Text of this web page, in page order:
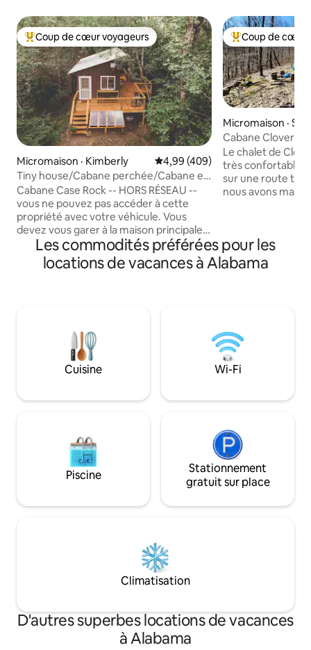
Coup de cœur voyageurs parmi les plus aimés
Coup de cœur voyageurs
Micromaison · Kimberly Note moyenne de 4,99 sur 5,
4,99 (409)
Tiny house/Cabane perchée/Cabane en
rondins de bois
Cabane Case Rock -- HORS RÉSEAU --
vous ne pouvez pas accéder à cette
propriété avec votre véhicule. Vous
devez vous garer à la maison principale
et parcourir 1,25 miles jusqu'au chalet
dans un véhicule utilitaire Case Rock
conduit par un membre du personnel. -
randonnée - juste à côté de l'I-65, à
30 min au nord de BHM, AL -
complètement inaccessible en voiture -
entièrement approvisionné - Grande
Suivez-nous sur IG @caserockcabin - La
Coup de cœur
Coup de cœur
Micromaison ·
Cabane Clovers
Le chalet de
très confortable
sur une route très
nous avons
l'intimité. Il se
de notre maison. Un endroit calme et
agréable à part
LES VOYAGEURS,
RÉSERVATION. Donnez le mot de passe
pour confirmer
Les commodités préférées pour les
locations de vacances à Alabama
Cuisine Wi-Fi
Piscine
Stationnement
gratuit sur place
Climatisation
D'autres superbes locations de vacances
à Alabama